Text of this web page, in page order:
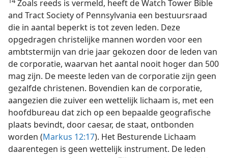
Zoals reeds is vermeld, heeft de Watch Tower Bible
and Tract Society of Pennsylvania een bestuursraad
die in aantal beperkt is tot zeven leden. Deze
opgedragen christelijke mannen worden voor een
ambtstermijn van drie jaar gekozen door de leden van
de corporatie, waarvan het aantal nooit hoger dan 500
mag zijn. De meeste leden van de corporatie zijn geen
gezalfde christenen. Bovendien kan de corporatie,
aangezien die zuiver een wettelijk lichaam is, met een
hoofdbureau dat zich op een bepaalde geografische
plaats bevindt, door caesar, de staat, ontbonden
worden (Markus 12:17). Het Besturende Lichaam
daarentegen is geen wettelijk instrument. De leden